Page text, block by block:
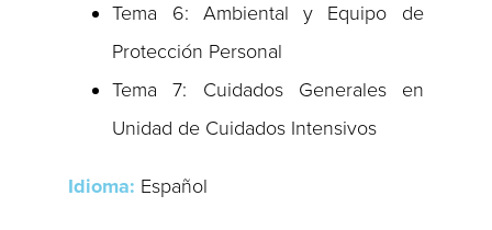
Tema 6: Ambiental y Equipo de
Protección Personal
Tema 7: Cuidados Generales en
Unidad de Cuidados Intensivos
Idioma: Español